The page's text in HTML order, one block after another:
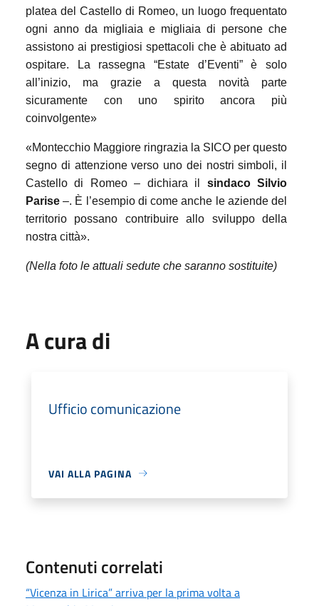
platea del Castello di Romeo, un luogo frequentato
ogni anno da migliaia e migliaia di persone che
assistono ai prestigiosi spettacoli che è abituato ad
ospitare. La rassegna “Estate d’Eventi” è solo
all’inizio, ma grazie a questa novità parte
sicuramente con uno spirito ancora più
coinvolgente»
«Montecchio Maggiore ringrazia la SICO per questo
segno di attenzione verso uno dei nostri simboli, il
Castello di Romeo – dichiara il sindaco Silvio
Parise –. È l’esempio di come anche le aziende del
territorio possano contribuire allo sviluppo della
nostra città».
(Nella foto le attuali sedute che saranno sostituite)
A cura di
Ufficio comunicazione
VAI ALLA PAGINA
Contenuti correlati
“Vicenza in Lirica” arriva per la prima volta a